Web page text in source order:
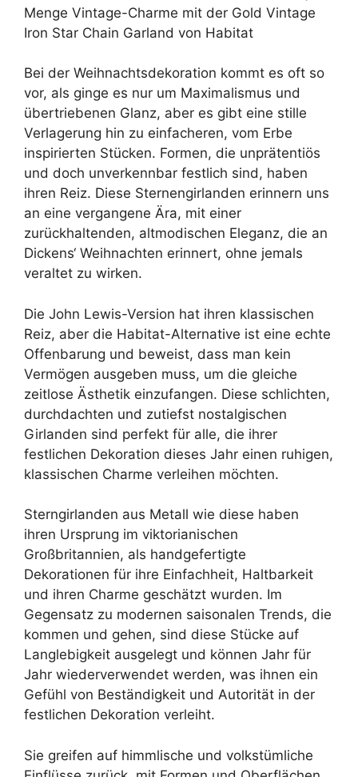
Menge Vintage-Charme mit der Gold Vintage
Iron Star Chain Garland von Habitat
Bei der Weihnachtsdekoration kommt es oft so
vor, als ginge es nur um Maximalismus und
übertriebenen Glanz, aber es gibt eine stille
Verlagerung hin zu einfacheren, vom Erbe
inspirierten Stücken. Formen, die unprätentiös
und doch unverkennbar festlich sind, haben
ihren Reiz. Diese Sternengirlanden erinnern uns
an eine vergangene Ära, mit einer
zurückhaltenden, altmodischen Eleganz, die an
Dickens‘ Weihnachten erinnert, ohne jemals
veraltet zu wirken.
Die John Lewis-Version hat ihren klassischen
Reiz, aber die Habitat-Alternative ist eine echte
Offenbarung und beweist, dass man kein
Vermögen ausgeben muss, um die gleiche
zeitlose Ästhetik einzufangen. Diese schlichten,
durchdachten und zutiefst nostalgischen
Girlanden sind perfekt für alle, die ihrer
festlichen Dekoration dieses Jahr einen ruhigen,
klassischen Charme verleihen möchten.
Sterngirlanden aus Metall wie diese haben
ihren Ursprung im viktorianischen
Großbritannien, als handgefertigte
Dekorationen für ihre Einfachheit, Haltbarkeit
und ihren Charme geschätzt wurden. Im
Gegensatz zu modernen saisonalen Trends, die
kommen und gehen, sind diese Stücke auf
Langlebigkeit ausgelegt und können Jahr für
Jahr wiederverwendet werden, was ihnen ein
Gefühl von Beständigkeit und Autorität in der
festlichen Dekoration verleiht.
Sie greifen auf himmlische und volkstümliche